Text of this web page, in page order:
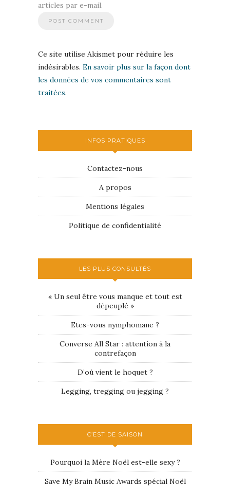
articles par e-mail.
Ce site utilise Akismet pour réduire les
indésirables. En savoir plus sur la façon dont
les données de vos commentaires sont
traitées.
INFOS PRATIQUES
Contactez-nous
A propos
Mentions légales
Politique de confidentialité
LES PLUS CONSULTÉS
« Un seul être vous manque et tout est
dépeuplé »
Etes-vous nymphomane ?
Converse All Star : attention à la
contrefaçon
D’où vient le hoquet ?
Legging, tregging ou jegging ?
C’EST DE SAISON
Pourquoi la Mère Noël est-elle sexy ?
Save My Brain Music Awards spécial Noël